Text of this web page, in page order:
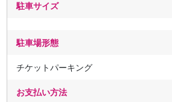
駐車サイズ
駐車場形態
チケットパーキング
お支払い方法